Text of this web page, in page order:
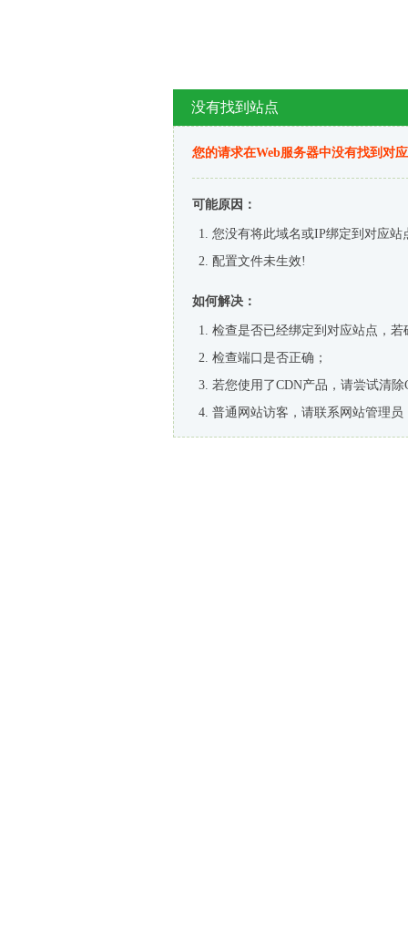
没有找到站点
您的请求在Web服务器中没有找到对
可能原因：
您没有将此域名或IP绑定到对应站
配置文件未生效!
如何解决：
检查是否已经绑定到对应站点，
检查端口是否正确；
若您使用了CDN产品，请尝试清除
普通网站访客，请联系网站管理员